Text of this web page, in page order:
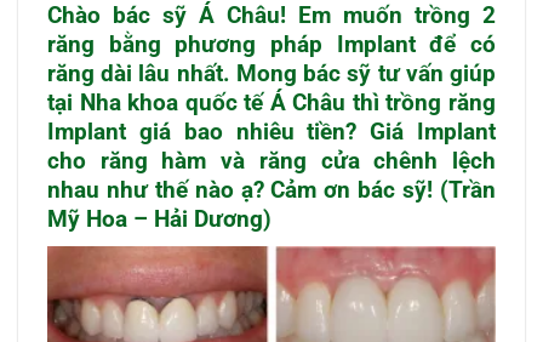
Chào bác sỹ Á Châu! Em muốn trồng 2
răng bằng phương pháp Implant để có
răng dài lâu nhất. Mong bác sỹ tư vấn giúp
tại Nha khoa quốc tế Á Châu thì trồng răng
Implant giá bao nhiêu tiền? Giá Implant
cho răng hàm và răng cửa chênh lệch
nhau như thế nào ạ? Cảm ơn bác sỹ! (Trần
Mỹ Hoa – Hải Dương)